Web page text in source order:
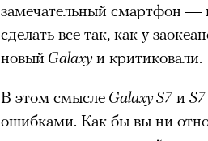
замечательный смартфон —
сделать все так, как у
новый Galaxyи критиковали.
В этом смысле Galaxy S7 и
ошибками. Как бы вы ни
Почему для
горы
готовы снова
Психологи и